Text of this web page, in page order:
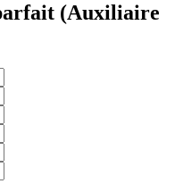
(Auxiliaire